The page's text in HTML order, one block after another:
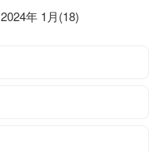
2024年 1月(18)